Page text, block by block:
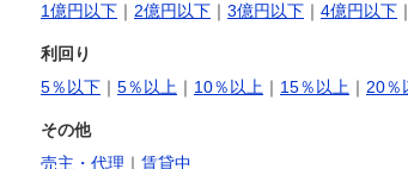
1億円以下 ｜ 2億円以下 ｜ 3億円以下 ｜ 4億円以下 ｜
利回り
5％以下 ｜ 5％以上 ｜ 10％以上 ｜ 15％以上 ｜ 20％
その他
売主・代理 ｜ 賃貸中